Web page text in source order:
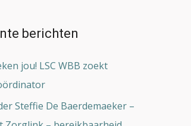
berichten
jou! LSC WBB zoekt
Steffie De Baerdemaeker –